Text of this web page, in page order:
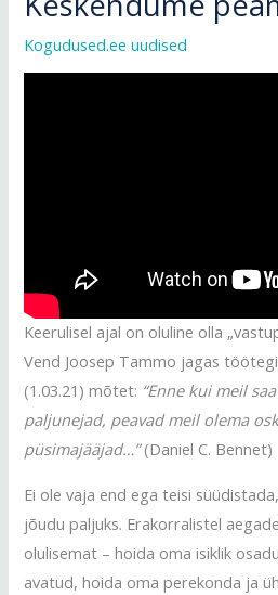
Kogudused.ee uudised
Keerulisel ajal on oluline olla
Vend Joosep Tammo jagas
(1.03.21) mõtet: “Enne kui meil
paljunejad, peavad meil olema
püsimajääjad…”(Daniel C. Bennet)
Ei ole vaja end ega teisi
jõudu paljuks. Erakorralistel
olulisemat – hoida oma isiklik
avatud, hoida oma perekonda ja